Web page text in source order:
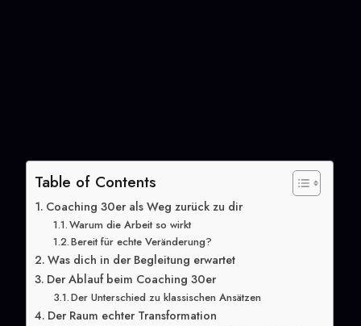
Table of Contents
Coaching 30er als Weg zurück zu dir
Warum die Arbeit so wirkt
Bereit für echte Veränderung?
Was dich in der Begleitung erwartet
Der Ablauf beim Coaching 30er
Der Unterschied zu klassischen Ansätzen
Der Raum echter Transformation